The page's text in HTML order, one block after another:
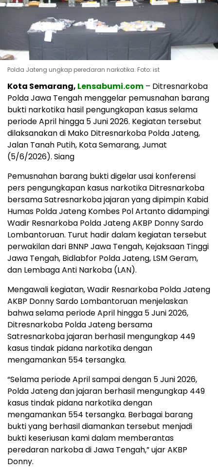
Polda Jateng ungkap peredaran narkotika. Foto: ist
Kota Semarang, Lensabumi.com – Ditresnarkoba
Polda Jawa Tengah menggelar pemusnahan barang
bukti narkotika hasil pengungkapan kasus selama
periode April hingga 5 Juni 2026. Kegiatan tersebut
dilaksanakan di Mako Ditresnarkoba Polda Jateng,
Jalan Tanah Putih, Kota Semarang, Jumat
(5/6/2026). Siang
Pemusnahan barang bukti digelar usai konferensi
pers pengungkapan kasus narkotika Ditresnarkoba
bersama Satresnarkoba jajaran yang dipimpin Kabid
Humas Polda Jateng Kombes Pol Artanto didampingi
Wadir Resnarkoba Polda Jateng AKBP Donny Sardo
Lombantoruan. Turut hadir dalam kegiatan tersebut
perwakilan dari BNNP Jawa Tengah, Kejaksaan Tinggi
Jawa Tengah, Bidlabfor Polda Jateng, LSM Geram,
dan Lembaga Anti Narkoba (LAN).
Mengawali kegiatan, Wadir Resnarkoba Polda Jateng
AKBP Donny Sardo Lombantoruan menjelaskan
bahwa selama periode April hingga 5 Juni 2026,
Ditresnarkoba Polda Jateng bersama
Satresnarkoba jajaran berhasil mengungkap 449
kasus tindak pidana narkotika dengan
mengamankan 554 tersangka.
“Selama periode April sampai dengan 5 Juni 2026,
Polda Jateng dan jajaran berhasil mengungkap 449
kasus tindak pidana narkotika dengan
mengamankan 554 tersangka. Berbagai barang
bukti yang berhasil diamankan tersebut menjadi
bukti keseriusan kami dalam memberantas
peredaran narkoba di Jawa Tengah,” ujar AKBP
Donny.